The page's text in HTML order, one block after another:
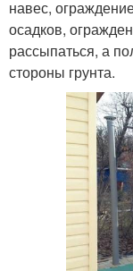
навес,
осадков,
рассыпаться, а
стороны грунта.